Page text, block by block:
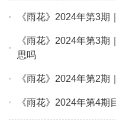
《雨花》2024年第3
《雨花》2024年第3
思吗
《雨花》2024年第2
《雨花》2024年第4期